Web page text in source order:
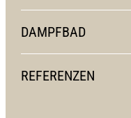
DAMPFBAD
REFERENZEN